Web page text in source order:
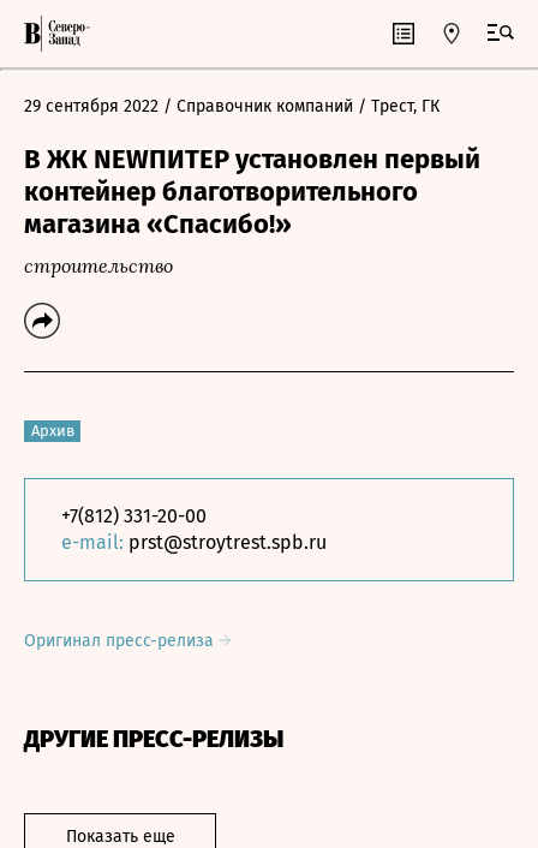
29 сентября 2022 / Справочник компаний / Трест, ГК
В ЖК NEWПИТЕР установлен первый
контейнер благотворительного
магазина «Спасибо!»
строительство
Архив
+7(812) 331-20-00
e-mail: prst@stroytrest.spb.ru
Оригинал пресс-релиза
ДРУГИЕ ПРЕСС-РЕЛИЗЫ
Показать еще